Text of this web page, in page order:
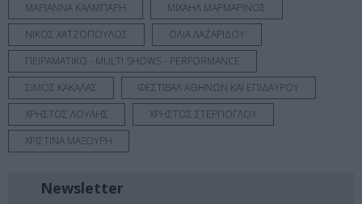
ΜΑΡΙΑΝΝΑ ΚΑΛΜΠΑΡΗ
ΜΙΧΑΗΛ ΜΑΡΜΑΡΙΝΟΣ
ΝΙΚΟΣ ΧΑΤΖΟΠΟΥΛΟΣ
ΟΛΙΑ ΛΑΖΑΡΙΔΟΥ
ΠΕΙΡΑΜΑΤΙΚΟ - MULTI SHOWS - PERFORMANCE
ΣΙΜΟΣ ΚΑΚΑΛΑΣ
ΦΕΣΤΙΒΑΛ ΑΘΗΝΩΝ ΚΑΙ ΕΠΙΔΑΥΡΟΥ
ΧΡΗΣΤΟΣ ΛΟΥΛΗΣ
ΧΡΗΣΤΟΣ ΣΤΕΡΓΙΟΓΛΟΥ
ΧΡΙΣΤΙΝΑ ΜΑΞΟΥΡΗ
Newsletter